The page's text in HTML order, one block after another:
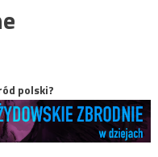
polski?